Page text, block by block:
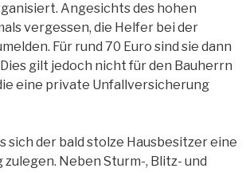
Angesichts des hohen
vergessen, die Helfer bei der
Für rund 70 Euro sind sie dann
gilt jedoch nicht für den Bauherrn
eine private Unfallversicherung
sich der bald stolze Hausbesitzer eine
Neben Sturm-, Blitz- und